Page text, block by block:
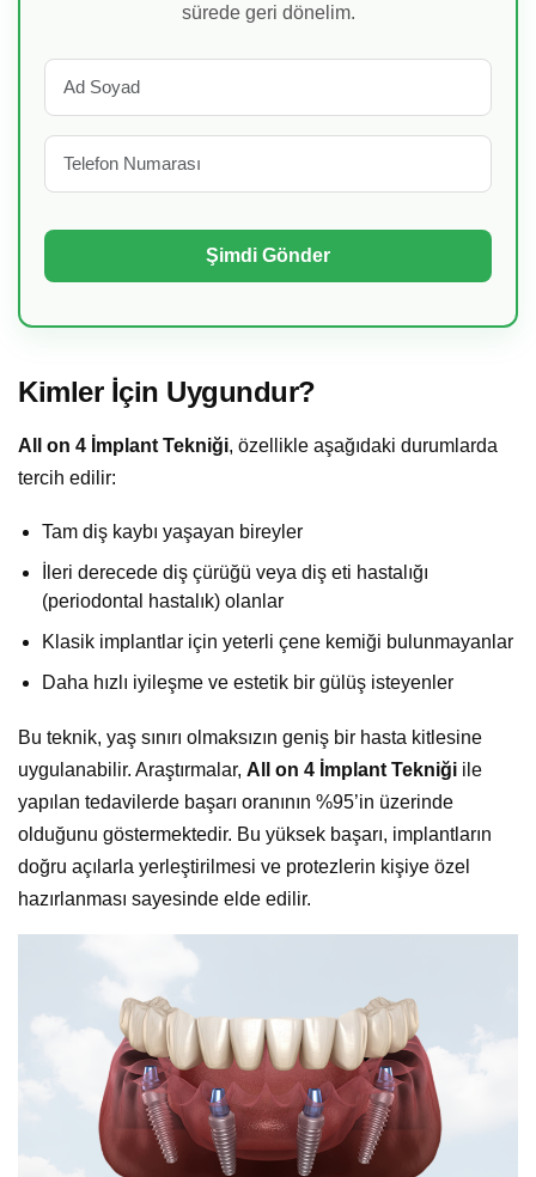
sürede geri dönelim.
Kimler İçin Uygundur?
All on 4 İmplant Tekniği, özellikle aşağıdaki durumlarda
tercih edilir:
Tam diş kaybı yaşayan bireyler
İleri derecede diş çürüğü veya diş eti hastalığı
(periodontal hastalık) olanlar
Klasik implantlar için yeterli çene kemiği bulunmayanlar
Daha hızlı iyileşme ve estetik bir gülüş isteyenler
Bu teknik, yaş sınırı olmaksızın geniş bir hasta kitlesine
uygulanabilir. Araştırmalar, All on 4 İmplant Tekniği ile
yapılan tedavilerde başarı oranının %95’in üzerinde
olduğunu göstermektedir. Bu yüksek başarı, implantların
doğru açılarla yerleştirilmesi ve protezlerin kişiye özel
hazırlanması sayesinde elde edilir.